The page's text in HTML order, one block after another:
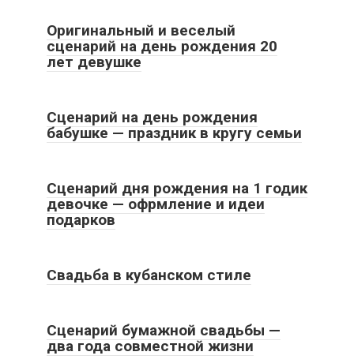
Оригинальный и веселый
сценарий на день рождения 20
лет девушке
Сценарий на день рождения
бабушке — праздник в кругу семьи
Сценарий дня рождения на 1 годик
девочке — офрмление и идеи
подарков
Свадьба в кубанском стиле
Сценарий бумажной свадьбы —
два года совместной жизни